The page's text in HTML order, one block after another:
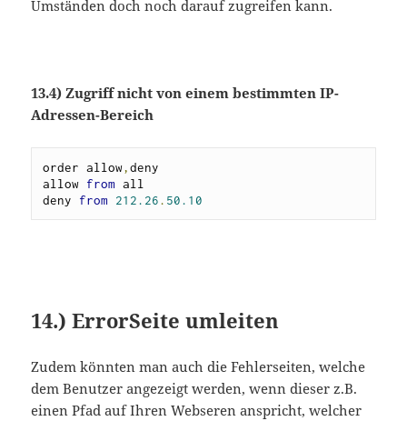
Umständen doch noch darauf zugreifen kann.
13.4) Zugriff nicht von einem bestimmten IP-
Adressen-Bereich
order allow,deny
allow from all
deny from 212.26 . 50.10
14.) ErrorSeite umleiten
Zudem könnten man auch die Fehlerseiten, welche
dem Benutzer angezeigt werden, wenn dieser z.B.
einen Pfad auf Ihren Webseren anspricht, welcher